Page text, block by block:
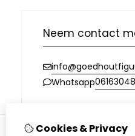
Neem contact
Whatsapp
Cookies & Privacy